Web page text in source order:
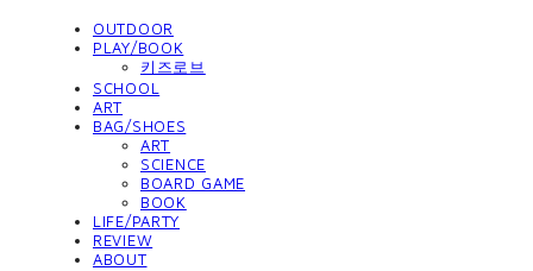
OUTDOOR
PLAY/BOOK
키즈로브
SCHOOL
ART
BAG/SHOES
ART
SCIENCE
BOARD GAME
BOOK
LIFE/PARTY
REVIEW
ABOUT